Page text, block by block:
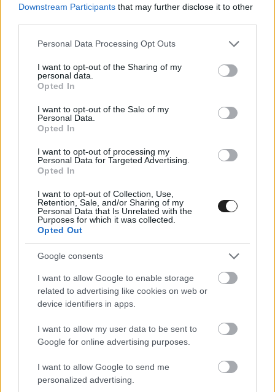
Downstream Participants that may further disclose it to other
Please note that this website/app uses one or more Google
not limited to your visit or usage behaviour. You may click to
grant or deny consent to Google and its third-party tags to
use your data for below specified purposes in below Google
consent section.
Personal Data Processing Opt Outs
I want to opt-out of the Sharing of my
personal data.
Opted In
I want to opt-out of the Sale of my
Personal Data.
Opted In
I want to opt-out of processing my
Personal Data for Targeted Advertising.
Opted In
I want to opt-out of Collection, Use,
Retention, Sale, and/or Sharing of my
Personal Data that Is Unrelated with the
Purposes for which it was collected.
Opted Out
Google consents
I want to allow Google to enable storage
related to advertising like cookies on web or
device identifiers in apps.
I want to allow my user data to be sent to
Google for online advertising purposes.
I want to allow Google to send me
personalized advertising.
Ezzel együtt a csapat rendkívül csalódott volt
Neuville késői kiesése és a potenciális győzelem
elszalasztása miatt.
„Semmit sem tehetek, amitől még rosszabbul
érezné magát, mint most. Teljesen összetört.
Nem szokott hozzá a hibákhoz – tette hozzá
Wheatley. – A következő ralira kell
koncentrálnunk. Tudjuk, hogy a Kanári-szigetek